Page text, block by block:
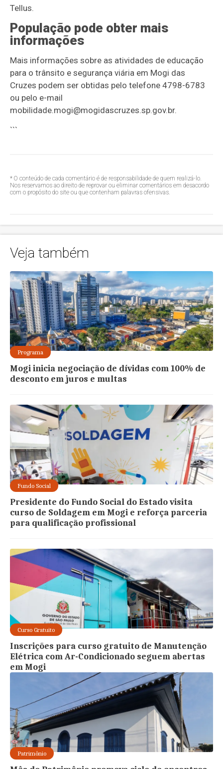
Tellus.
População pode obter mais
informações
Mais informações sobre as atividades de educação
para o trânsito e segurança viária em Mogi das
Cruzes podem ser obtidas pelo telefone 4798-6783
ou pelo e-mail
mobilidade.mogi@mogidascruzes.sp.gov.br.
```
* O conteúdo de cada comentário é de responsabilidade de quem realizá-lo.
Nos reservamos ao direito de reprovar ou eliminar comentários em desacordo
com o propósito do site ou que contenham palavras ofensivas.
Veja também
Programa
Mogi inicia negociação de dívidas com 100% de
desconto em juros e multas
Fundo Social
Presidente do Fundo Social do Estado visita
curso de Soldagem em Mogi e reforça parceria
para qualificação profissional
Curso Gratuito
Inscrições para curso gratuito de Manutenção
Elétrica com Ar-Condicionado seguem abertas
em Mogi
Patrimônio